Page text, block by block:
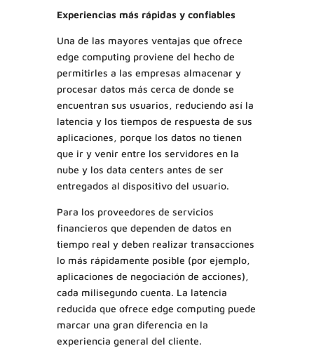
Experiencias más rápidas y confiables
Una de las mayores ventajas que ofrece
edge computing proviene del hecho de
permitirles a las empresas almacenar y
procesar datos más cerca de donde se
encuentran sus usuarios, reduciendo así la
latencia y los tiempos de respuesta de sus
aplicaciones, porque los datos no tienen
que ir y venir entre los servidores en la
nube y los data centers antes de ser
entregados al dispositivo del usuario.
Para los proveedores de servicios
financieros que dependen de datos en
tiempo real y deben realizar transacciones
lo más rápidamente posible (por ejemplo,
aplicaciones de negociación de acciones),
cada milisegundo cuenta. La latencia
reducida que ofrece edge computing puede
marcar una gran diferencia en la
experiencia general del cliente.